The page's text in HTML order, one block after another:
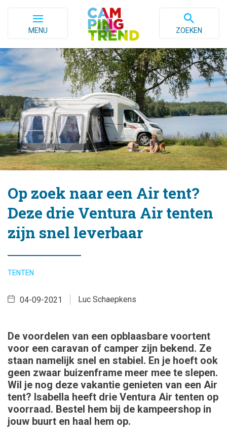
MENU ZOEKEN
Op zoek naar een Air tent?
Deze drie Ventura Air tenten
zijn snel leverbaar
TENTEN
Luc Schaepkens
04-09-2021
De voordelen van een opblaasbare voortent
voor een caravan of camper zijn bekend. Ze
staan namelijk snel en stabiel. En je hoeft ook
geen zwaar buizenframe meer mee te slepen.
Wil je nog deze vakantie genieten van een Air
tent? Isabella heeft drie Ventura Air tenten op
voorraad. Bestel hem bij de kampeershop in
jouw buurt en haal hem op.